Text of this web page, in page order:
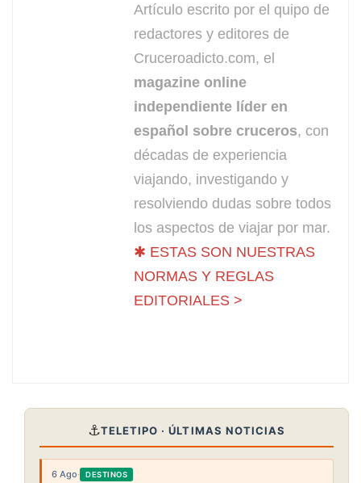
Artículo escrito por el quipo de
redactores y editores de
Cruceroadicto.com, el
magazine online
independiente líder en
español sobre cruceros, con
décadas de experiencia
viajando, investigando y
resolviendo dudas sobre todos
los aspectos de viajar por mar.
✱ ESTAS SON NUESTRAS
NORMAS Y REGLAS
EDITORIALES >
⚓TELETIPO · ÚLTIMAS NOTICIAS
6 Ago· DESTINOS